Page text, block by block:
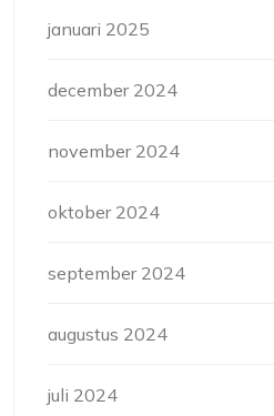
januari 2025
december 2024
november 2024
oktober 2024
september 2024
augustus 2024
juli 2024